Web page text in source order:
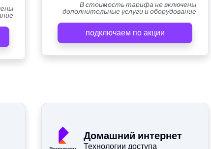
В стоимость тарифа не включены
дополнительные услуги и оборудование
подключаем по акции
Домашний интернет
Технологии доступа